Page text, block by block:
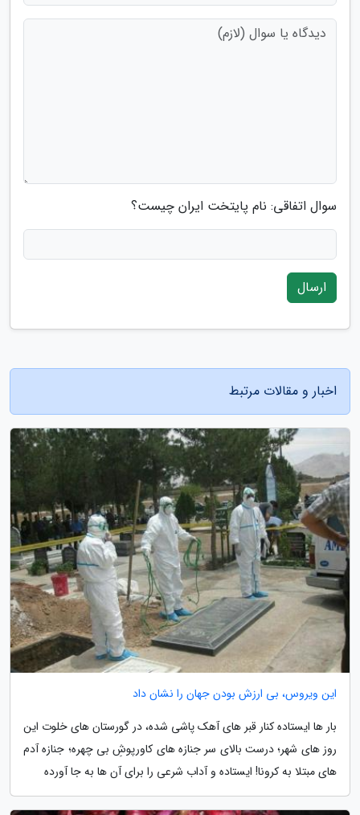
سوال اتفاقی: نام پایتخت ایران چیست؟
ارسال
اخبار و مقالات مرتبط
این ویروس، بی ارزش بودن جهان را نشان داد
بار ها ایستاده کنار قبر های آهک پاشی شده، در گورستان های خلوت این
روز های شهر؛ درست بالای سر جنازه های کاورپوشِ بی چهره؛ جنازه آدم
های مبتلا به کرونا! ایستاده و آداب شرعی را برای آن ها به جا آورده